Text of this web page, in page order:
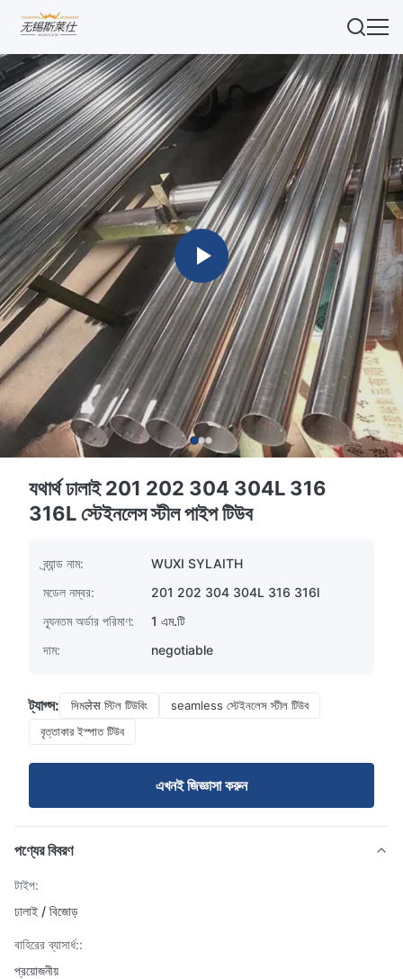
যথার্থ ঢালাই 201 202 304 304L 316
316L স্টেইনলেস স্টীল পাইপ টিউব
ব্র্যান্ড নাম:
WUXI SYLAITH
মডেল নম্বর:
201 202 304 304L 316 316l
ন্যূনতম অর্ডার পরিমাণ:
1 এম.টি
দাম:
negotiable
ট্যাগ্স: সিমलेस স্টিল টিউবিং
seamless স্টেইনলেস স্টীল টিউব
বৃত্তাকার ইস্পাত টিউব
এখনই জিজ্ঞাসা করুন
পণ্যের বিবরণ
টাইপ:
ঢালাই / বিজোড়
বাহিরের ব্যাসার্ধ::
প্রয়োজনীয়